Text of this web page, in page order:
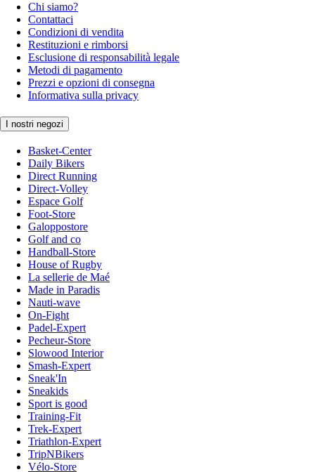
Chi siamo?
Contattaci
Condizioni di vendita
Restituzioni e rimborsi
Esclusione di responsabilità legale
Metodi di pagamento
Prezzi e opzioni di consegna
Informativa sulla privacy
I nostri negozi
Basket-Center
Daily Bikers
Direct Running
Direct-Volley
Espace Golf
Foot-Store
Galoppostore
Golf and co
Handball-Store
House of Rugby
La sellerie de Maé
Made in Paradis
Nauti-wave
On-Fight
Padel-Expert
Pecheur-Store
Slowood Interior
Smash-Expert
Sneak'In
Sneakids
Sport is good
Training-Fit
Trek-Expert
Triathlon-Expert
TripNBikers
Vélo-Store